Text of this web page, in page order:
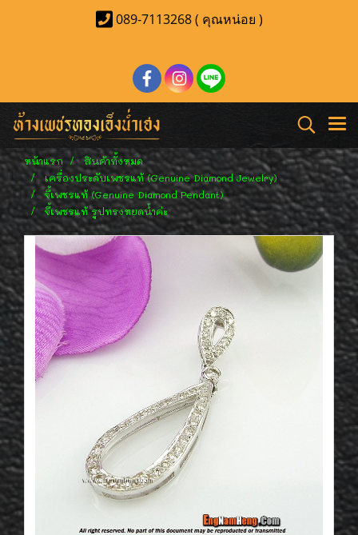
089-7113268 ( คุณหน่อย )
หน้าแรก
สินค้าทั้งหมด
เครื่องประดับเพชรแท้ (Genuine Diamond Jewelry)
จี้เพชรแท้ (Genuine Diamond Pendant)
จี้เพชรแท้ รูปทรงหยดน้ำค่ะ